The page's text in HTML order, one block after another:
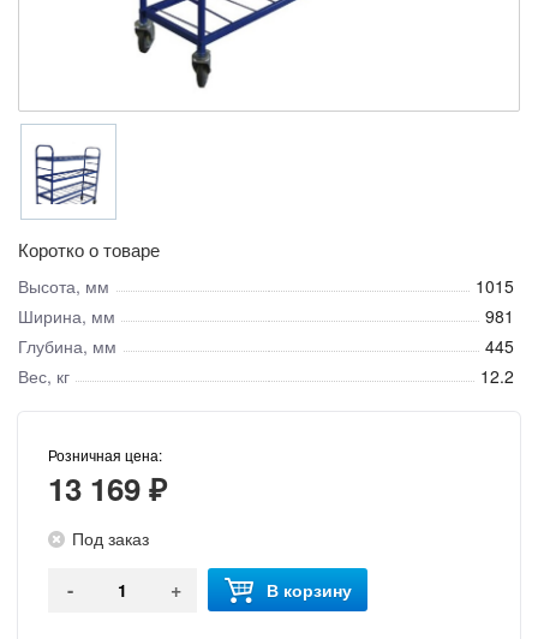
Коротко о товаре
Высота, мм
1015
Ширина, мм
981
Глубина, мм
445
Вес, кг
12.2
Розничная цена:
13 169 ₽
Под заказ
- + В корзину